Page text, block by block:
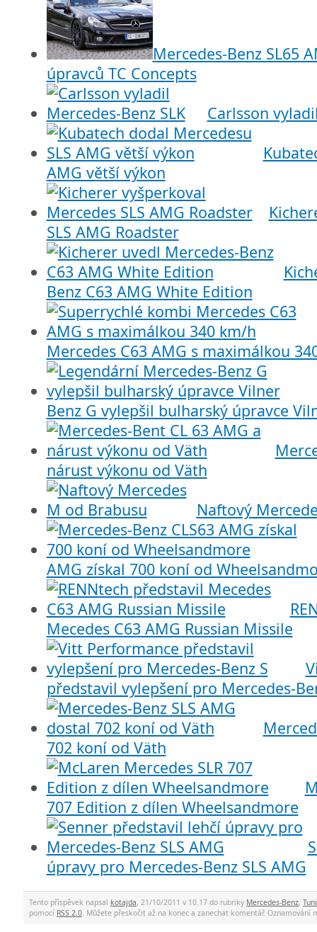
Mercedes-Benz SL65
úpravců TC Concepts
Carlsson
AMG větší výkon
SLS AMG Roadster
Benz C63 AMG White Edition
Mercedes C63 AMG s maximálkou
Benz G vylepšil bulharský úpravce
nárust výkonu od Väth
Naftový
AMG získal 700 koní od
Mecedes C63 AMG Russian Missile
představil vylepšení pro Mercedes-
702 koní od Väth
707 Edition z dílen Wheelsandmore
úpravy pro Mercedes-Benz SLS AMG
Tento příspěvek napsal kotajda, 21/10/2011 v 10.17 do rubriky Mercedes-Benz,
pomocí RSS 2.0. Můžete přeskočit až na konec a zanechat komentář. Oznamování